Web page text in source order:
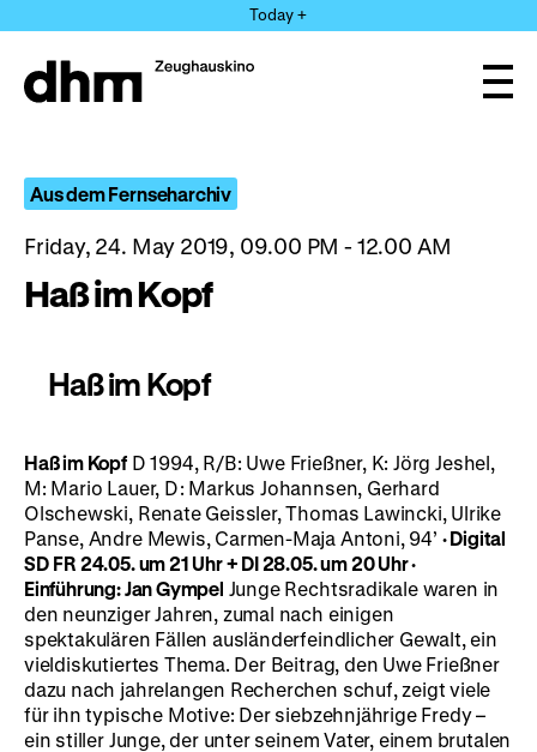
directly
the
Today +
Aus dem Fernseharchiv
Friday, 24. May 2019, 09.00 PM - 12.00 AM
Haß im Kopf
Haß im Kopf
Haß im KopfD 1994, R/B: Uwe Frießner, K: Jörg Jeshel,
M: Mario Lauer, D: Markus Johannsen, Gerhard
Olschewski, Renate Geissler, Thomas Lawincki, Ulrike
Panse, Andre Mewis, Carmen-Maja Antoni, 94’ ·Digital
SD FR 24.05. um 21 Uhr + DI 28.05. um 20 Uhr·
Einführung: Jan Gympel Junge Rechtsradikale waren in
den neunziger Jahren, zumal nach einigen
spektakulären Fällen ausländerfeindlicher Gewalt, ein
vieldiskutiertes Thema. Der Beitrag, den Uwe Frießner
dazu nach jahrelangen Recherchen schuf, zeigt viele
für ihn typische Motive: Der siebzehnjährige Fredy –
ein stiller Junge, der unter seinem Vater, einem brutalen